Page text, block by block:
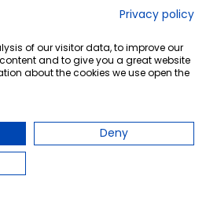
Privacy policy
of our visitor data, to improve our
and to give you a great website
about the cookies we use open the
Deny